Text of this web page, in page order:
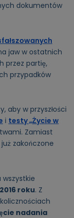
dokumentów
jaw w ostatnich
przez partię,
przypadków
aby w przyszłości
i testy „Życie w
Zamiast
zakończone
wszystkie
roku. Z
nadania